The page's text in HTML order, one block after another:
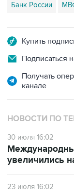
Банк России
Купить
Подписаться
Получать
канале
НОВОСТИ ПО
30 июля 16:02
увеличились
23 июля 16:02